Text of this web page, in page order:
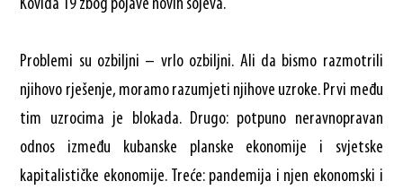
Kovida 19 zbog pojave novih sojeva.
Problemi su ozbiljni – vrlo ozbiljni. Ali da bismo razmotrili
njihovo rješenje, moramo razumjeti njihove uzroke. Prvi među
tim uzrocima je blokada. Drugo: potpuno neravnopravan
odnos između kubanske planske ekonomije i svjetske
kapitalističke ekonomije. Treće: pandemija i njen ekonomski i